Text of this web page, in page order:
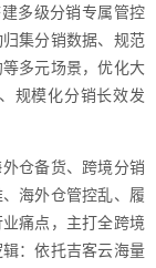
多级分销专属管控
集分销数据、规范
多元场景，优化大
规模化分销长效发
仓备货、跨境分销
海外仓管控乱、履
痛点，主打全跨境
：依托吉客云海量